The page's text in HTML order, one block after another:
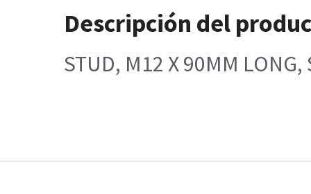
Descripción del
STUD, M12 X 90MM LONG,